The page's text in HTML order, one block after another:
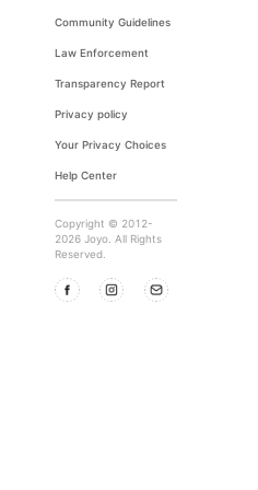
Community Guidelines
Law Enforcement
Transparency Report
Privacy policy
Your Privacy Choices
Help Center
Copyright © 2012-
2026 Joyo. All Rights
Reserved.